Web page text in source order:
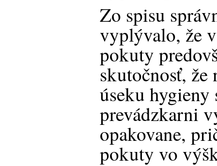
Zo spisu
vyplývalo, že
pokuty
skutočnosť, že
úseku hygieny
prevádzkarni
opakovane,
pokuty vo